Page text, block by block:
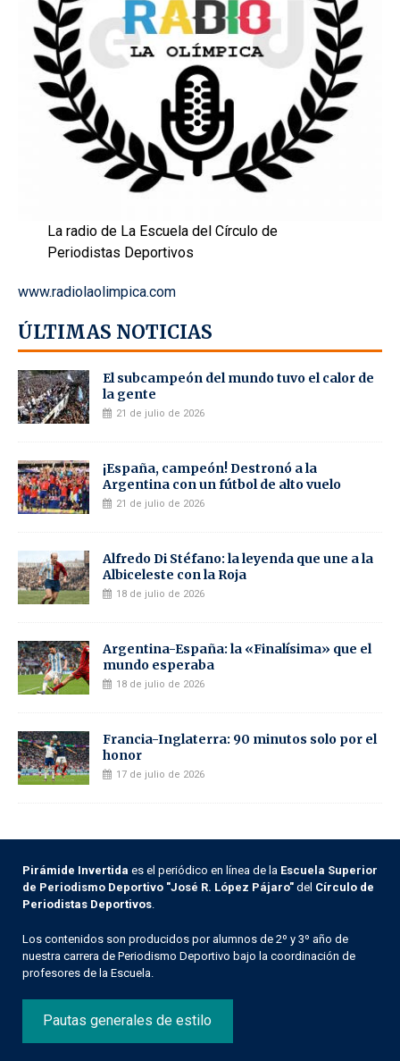
La radio de La Escuela del Círculo de
Periodistas Deportivos
www.radiolaolimpica.com
ÚLTIMAS NOTICIAS
El subcampeón del mundo tuvo el calor de
la gente
21 de julio de 2026
¡España, campeón! Destronó a la
Argentina con un fútbol de alto vuelo
21 de julio de 2026
Alfredo Di Stéfano: la leyenda que une a la
Albiceleste con la Roja
18 de julio de 2026
Argentina-España: la «Finalísima» que el
mundo esperaba
18 de julio de 2026
Francia-Inglaterra: 90 minutos solo por el
honor
17 de julio de 2026
Pirámide Invertida es el periódico en línea de la Escuela Superior
de Periodismo Deportivo "José R. López Pájaro" del Círculo de
Periodistas Deportivos
Los contenidos son producidos por alumnos de 2º y 3º año de
nuestra carrera de Periodismo Deportivo bajo la coordinación de
profesores de la Escuela.
Pautas generales de estilo